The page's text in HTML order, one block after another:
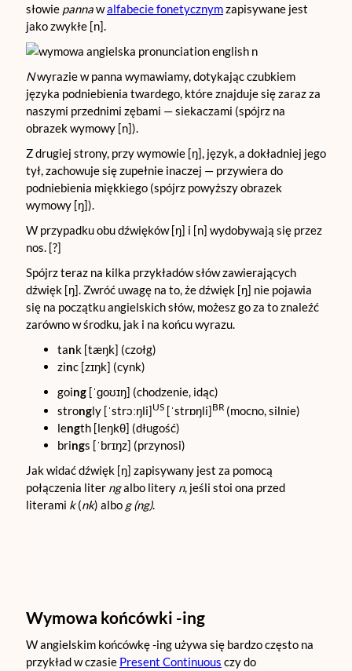
słowie pannawalfabecie fonetycznymzapisywane jest
jako zwykłe [n].
Nwyrazie w panna wymawiamy, dotykając czubkiem
języka podniebienia twardego, które znajduje się zaraz za
naszymi przednimi zębami — siekaczami (spójrz na
obrazek wymowy [n]).
Z drugiej strony, przy wymowie [ŋ], język, a dokładniej jego
tył, zachowuje się zupełnie inaczej — przywiera do
podniebienia miękkiego (spójrz powyższy obrazek
wymowy [ŋ]).
W przypadku obu dźwięków [ŋ] i [n] wydobywają się przez
nos. [?]
Spójrz teraz na kilka przykładów słów zawierających
dźwięk [ŋ]. Zwróć uwagę na to, że dźwięk [ŋ] nie pojawia
się na początku angielskich słów, możesz go za to znaleźć
zarówno w środku, jak i na końcu wyrazu.
tank [tæŋk] (czołg)
zinc [zɪŋk] (cynk)
going [ˈɡoʊɪŋ] (chodzenie, idąc)
strongly [ˈstrɔːŋli] US [ˈstrɒŋli] BR (mocno, silnie)
length [leŋkθ] (długość)
brings [ˈbrɪŋz] (przynosi)
Jak widać dźwięk [ŋ] zapisywany jest za pomocą
połączenia liter ngalbo litery n, jeśli stoi ona przed
literami k(nk) albo g (ng).
Wymowa końcówki -ing
W angielskim końcówkę -ing używa się bardzo często na
przykład w czasie Present Continuous czy do